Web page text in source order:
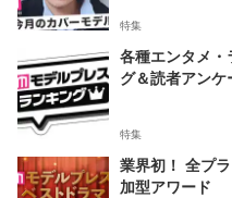
特集
各種エンタメ
グ＆読者アン
特集
業界初！ 全プ
加型アワード